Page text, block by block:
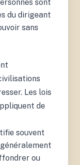
sont
du dirigeant
sans
Les lois
de
souvent
ou